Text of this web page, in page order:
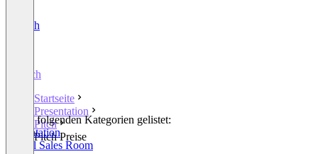
English
Pitch
Startseite
Presentation
Pitch
Pitch Preise
In den folgenden Kategorien gelistet:
Presentation
Digital Sales Room